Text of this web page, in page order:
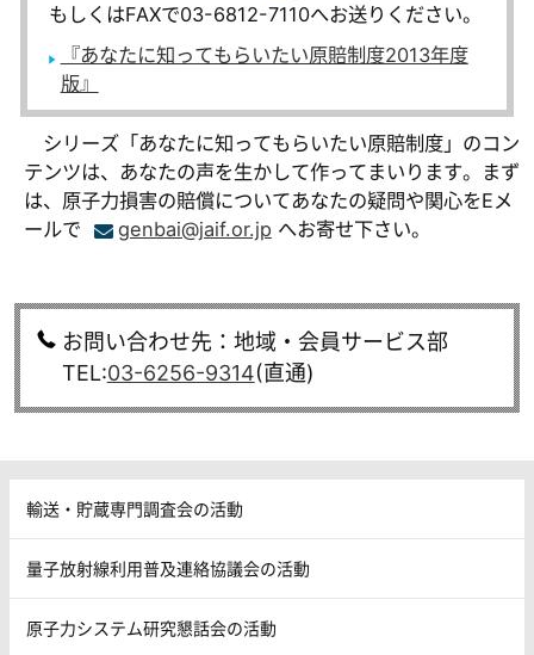
もしくはFAXで03-6812-7110へお送りください。
『あなたに知ってもらいたい原賠制度2013年度
版』
シリーズ「あなたに知ってもらいたい原賠制度」のコン
テンツは、あなたの声を生かして作ってまいります。まず
は、原子力損害の賠償についてあなたの疑問や関心をEメ
ールで
genbai@jaif.or.jp へお寄せ下さい。
お問い合わせ先：地域・会員サービス部
TEL:03-6256-9314(直通)
輸送・貯蔵専門調査会の活動
量子放射線利用普及連絡協議会の活動
原子力システム研究懇話会の活動